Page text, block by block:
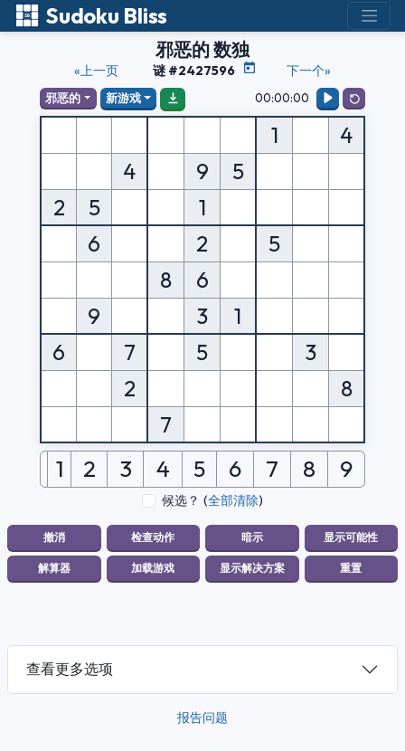
Sudoku Bliss
邪恶的 数独
«上一页 谜 #2427596 下一个»
邪恶的 新游戏 00:00:00
1
4
4
9
5
2
5
1
6
2
5
8
6
9
3
1
6
7 5
3
2
8
7
1 2 3 4 5 6 7 8 9
候选？ (全部清除)
查看更多选项
报告问题